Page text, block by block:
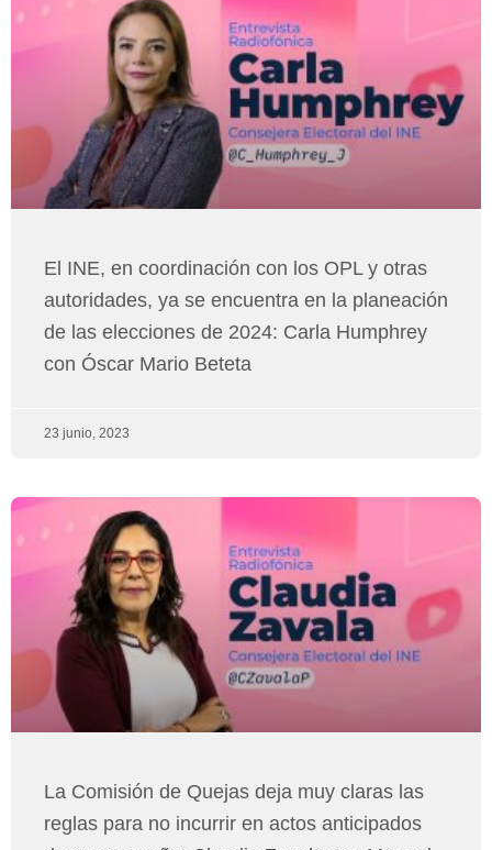
El INE, en coordinación con los OPL y otras
autoridades, ya se encuentra en la planeación
de las elecciones de 2024: Carla Humphrey
con Óscar Mario Beteta
23 junio, 2023
La Comisión de Quejas deja muy claras las
reglas para no incurrir en actos anticipados